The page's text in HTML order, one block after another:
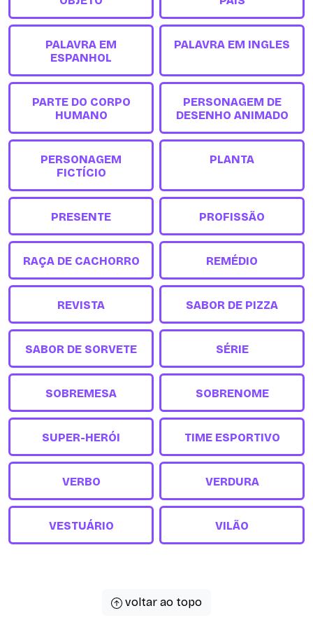
PALAVRA EM
ESPANHOL
PALAVRA EM INGLES
PARTE DO CORPO
HUMANO
PERSONAGEM DE
DESENHO ANIMADO
PERSONAGEM
FICTÍCIO
PLANTA
PRESENTE PROFISSÃO
RAÇA DE CACHORRO REMÉDIO
REVISTA SABOR DE PIZZA
SABOR DE SORVETE SÉRIE
SOBREMESA SOBRENOME
SUPER-HERÓI TIME ESPORTIVO
VERBO VERDURA
VESTUÁRIO VILÃO
voltar ao topo